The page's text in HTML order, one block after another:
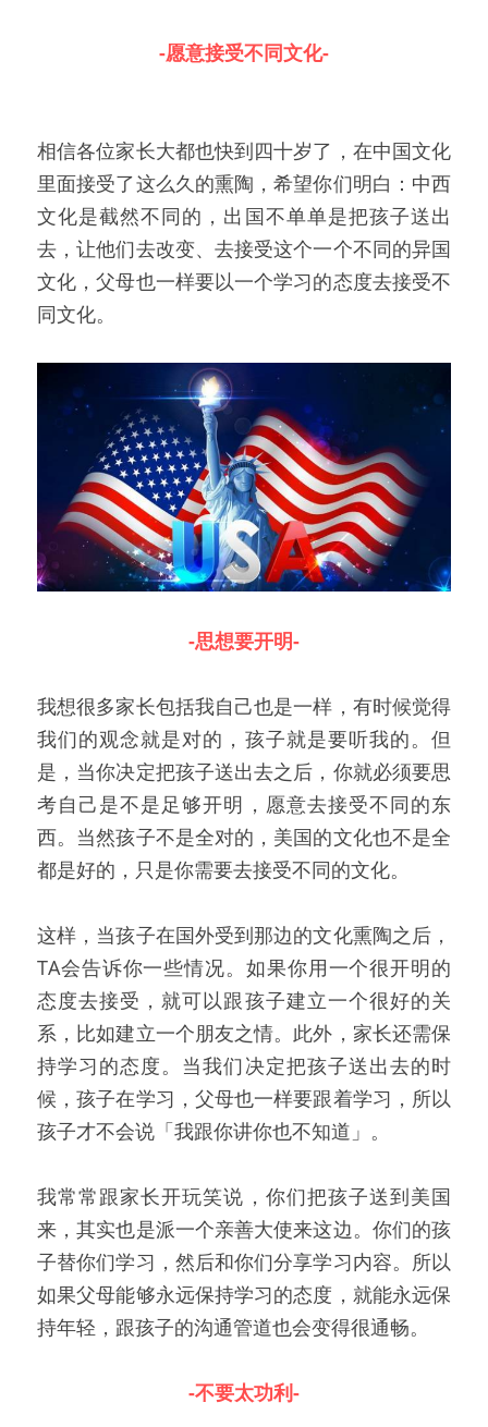
-愿意接受不同文化-
相信各位家长大都也快到四十岁了，在中国文化
里面接受了这么久的熏陶，希望你们明白：中西
文化是截然不同的，出国不单单是把孩子送出
去，让他们去改变、去接受这个一个不同的异国
文化，父母也一样要以一个学习的态度去接受不
同文化。
-思想要开明-
我想很多家长包括我自己也是一样，有时候觉得
我们的观念就是对的，孩子就是要听我的。但
是，当你决定把孩子送出去之后，你就必须要思
考自己是不是足够开明，愿意去接受不同的东
西。当然孩子不是全对的，美国的文化也不是全
都是好的，只是你需要去接受不同的文化。
这样，当孩子在国外受到那边的文化熏陶之后，
TA会告诉你一些情况。如果你用一个很开明的
态度去接受，就可以跟孩子建立一个很好的关
系，比如建立一个朋友之情。此外，家长还需保
持学习的态度。当我们决定把孩子送出去的时
候，孩子在学习，父母也一样要跟着学习，所以
孩子才不会说「我跟你讲你也不知道」。
我常常跟家长开玩笑说，你们把孩子送到美国
来，其实也是派一个亲善大使来这边。你们的孩
子替你们学习，然后和你们分享学习内容。所以
如果父母能够永远保持学习的态度，就能永远保
持年轻，跟孩子的沟通管道也会变得很通畅。
-不要太功利-